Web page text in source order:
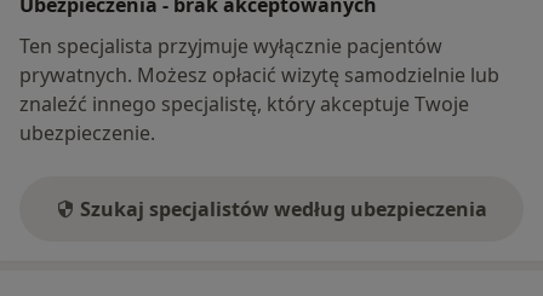
Ten specjalista przyjmuje wyłącznie pacjentów
prywatnych. Możesz opłacić wizytę samodzielnie lub
znaleźć innego specjalistę, który akceptuje Twoje
ubezpieczenie.
Szukaj specjalistów według ubezpieczenia